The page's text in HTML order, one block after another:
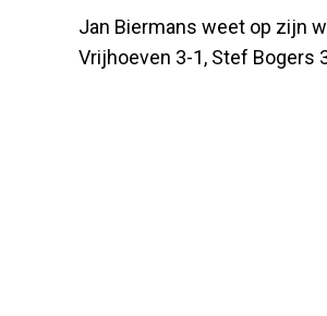
Jan Biermans weet op zijn
Vrijhoeven 3-1, Stef Bogers